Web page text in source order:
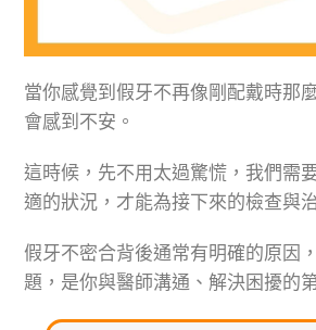
當你感覺到假牙不再像剛配戴時那
會感到不安。
這時候，先不用太過驚慌，我們需
適的狀況，才能為接下來的檢查與
假牙不密合背後通常有明確的原因
題，是你與醫師溝通、解決困擾的